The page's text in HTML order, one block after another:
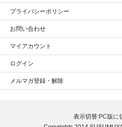
プライバシーポリシー
お問い合わせ
マイアカウント
ログイン
メルマガ登録・解除
表示切替:PC版に